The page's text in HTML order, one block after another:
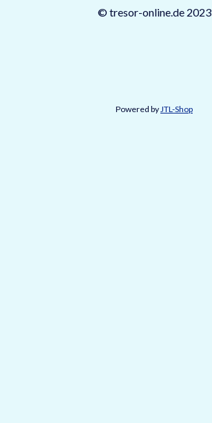
© tresor-online.de 2023
Powered byJTL-Shop